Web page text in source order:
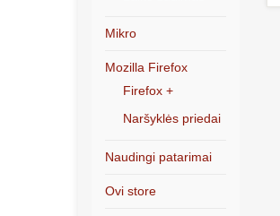
Mikro
Mozilla Firefox
Firefox +
Naršyklės priedai
Naudingi patarimai
Ovi store